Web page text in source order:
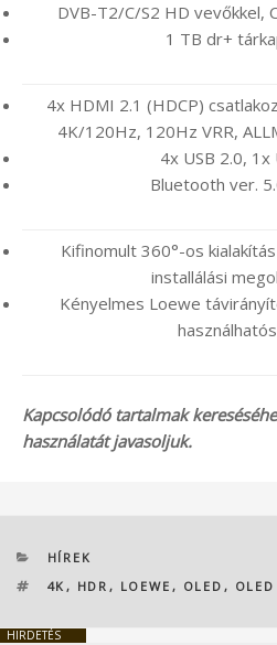
DVB-T2/C/S2 HD vevőkkel,
1 TB dr+
4x HDMI 2.1 (HDCP)
4K/120Hz, 120Hz VRR,
4x USB 2.0, 1x
Bluetooth ver.
Kifinomult 360°-os
installálási
Kényelmes Loewe
Kapcsolódó tartalmak
használatát javasoljuk.
KATEGÓRIÁK
HÍREK
CÍMKÉK
4K , HDR , LOEWE , OLED ,
HIRDETÉS